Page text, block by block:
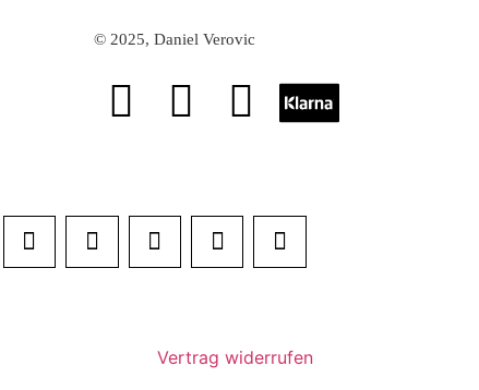
© 2025, Daniel Verovic
Vertrag widerrufen